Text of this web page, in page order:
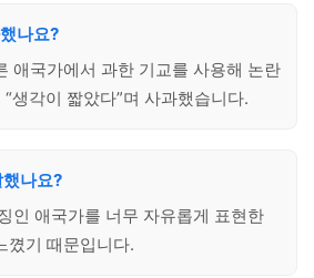
나요?
애국가에서 과한 기교를 사용해 논란
생각이 짧았다”며 사과했습니다.
나요?
인 애국가를 너무 자유롭게 표현한
꼈기 때문입니다.